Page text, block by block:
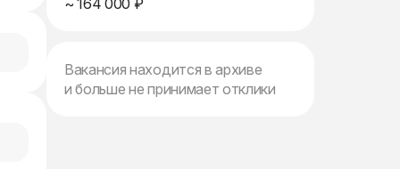
~ 164 000 ₽
Вакансия находится в архиве
и больше не принимает отклики